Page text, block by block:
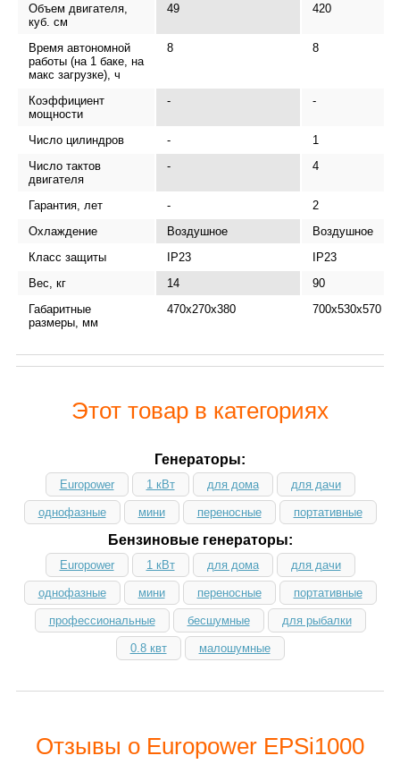
Объем двигателя,
куб. см
49 420
Время автономной
работы (на 1 баке, на
макс загрузке), ч
8 8
Коэффициент
мощности
- -
Число цилиндров -
1
Число тактов
двигателя
- 4
Гарантия, лет -
2
Охлаждение
Воздушное
Воздушное
Класс защиты
IP23
IP23
Вес, кг
14
90
Габаритные
размеры, мм
470х270х380 700х530х570
Этот товар в категориях
Генераторы:
Europower 1 кВт для дома для дачи
однофазные мини переносные портативные
Бензиновые генераторы:
Europower 1 кВт для дома для дачи
однофазные мини переносные портативные
профессиональные бесшумные для рыбалки
0.8 квт малошумные
Отзывы о Europower EPSi1000